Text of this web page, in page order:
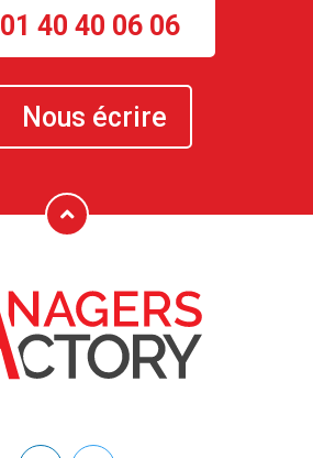
01 40 40 06 06
Nous écrire